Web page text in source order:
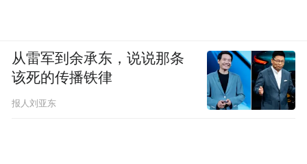
从雷军到余承东，说说那条
该死的传播铁律
报人刘亚东